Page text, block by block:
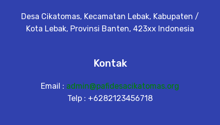
Desa Cikatomas, Kecamatan Lebak, Kabupaten /
Kota Lebak, Provinsi Banten, 423xx Indonesia
Kontak
Email : admin@pafidesacikatomas.org
Telp : +6282123456718